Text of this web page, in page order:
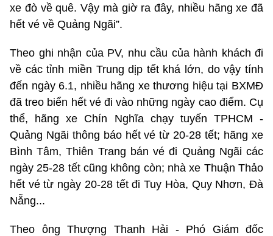
xe đò về quê. Vậy mà giờ ra đây, nhiều hãng xe đã
hết vé về Quảng Ngãi”.
Theo ghi nhận của PV, nhu cầu của hành khách đi
về các tỉnh miền Trung dịp tết khá lớn, do vậy tính
đến ngày 6.1, nhiều hãng xe thương hiệu tại BXMĐ
đã treo biển hết vé đi vào những ngày cao điểm. Cụ
thể, hãng xe Chín Nghĩa chạy tuyến TPHCM -
Quảng Ngãi thông báo hết vé từ 20-28 tết; hãng xe
Bình Tâm, Thiên Trang bán vé đi Quảng Ngãi các
ngày 25-28 tết cũng không còn; nhà xe Thuận Thảo
hết vé từ ngày 20-28 tết đi Tuy Hòa, Quy Nhơn, Đà
Nẵng...
Theo ông Thượng Thanh Hải - Phó Giám đốc